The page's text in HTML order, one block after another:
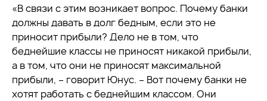
«В связи с этим возникает вопрос. Почему банки
должны давать в долг бедным, если это не
приносит прибыли? Дело не в том, что
беднейшие классы не приносят никакой прибыли,
а в том, что они не приносят максимальной
прибыли, – говорит Юнус. – Вот почему банки не
хотят работать с беднейшим классом. Они